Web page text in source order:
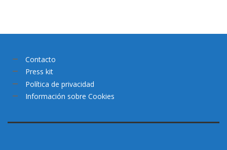
Contacto
Press kit
Política de privacidad
Información sobre Cookies